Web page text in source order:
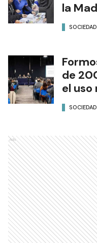
la
SOCIEDAD
de
el uso
SOCIEDAD
Ads